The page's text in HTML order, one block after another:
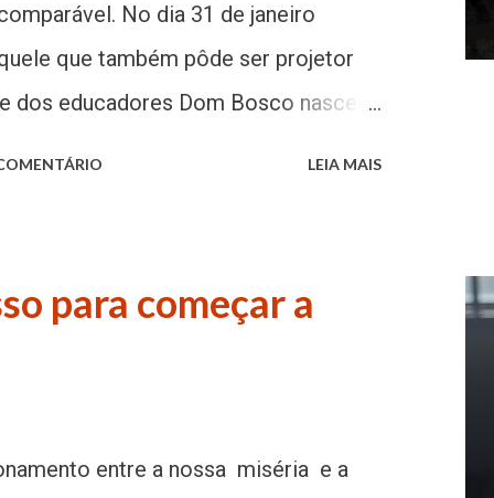
No dia 31 de janeiro
que também pôde ser projetor
dos educadores Dom Bosco nasceu
de Sales para salvá-los da miséria
em que eles tinham caído. Ele
e continua hoje em dia servindo
os que trabalham com crianças.
LEIA MAIS
para começar a
entre a nossa miséria e a